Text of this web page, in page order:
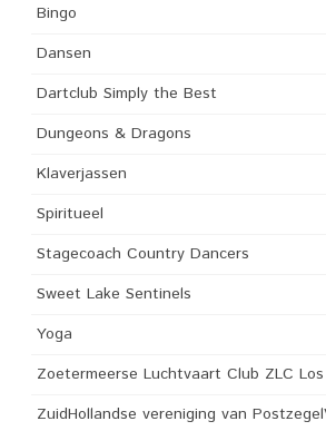
Bingo
Dansen
Dartclub Simply the Best
Dungeons & Dragons
Klaverjassen
Spiritueel
Stagecoach Country Dancers
Sweet Lake Sentinels
Yoga
Zoetermeerse Luchtvaart Club ZLC
ZuidHollandse vereniging van